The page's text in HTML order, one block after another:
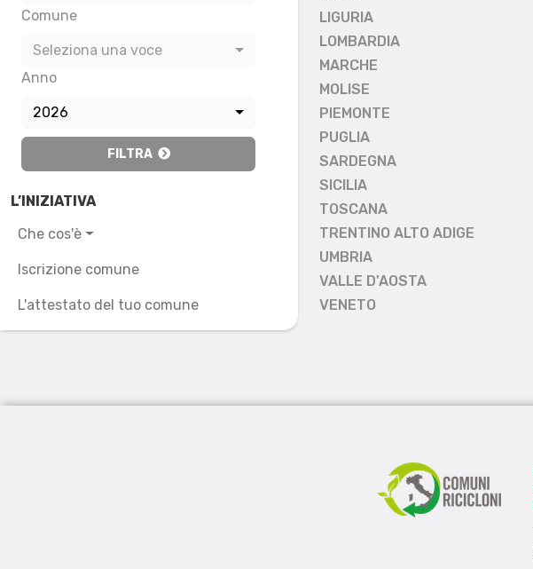
Comune
Seleziona una voce
Anno
2026
FILTRA
L’INIZIATIVA
Che cos'è
Iscrizione comune
L'attestato del tuo comune
LIGURIA
LOMBARDIA
MARCHE
MOLISE
PIEMONTE
PUGLIA
SARDEGNA
SICILIA
TOSCANA
TRENTINO ALTO ADIGE
UMBRIA
VALLE D'AOSTA
VENETO